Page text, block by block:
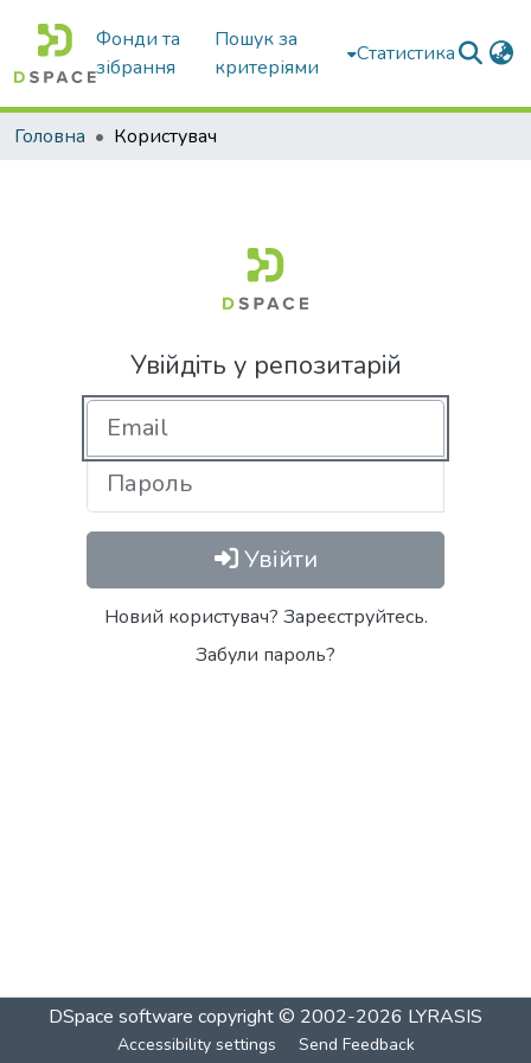
Фонди та
зібрання
Пошук за
критеріями
Статистика
Головна Користувач
Увійдіть у репозитарій
Увійти
Новий користувач? Зареєструйтесь.
Забули пароль?
DSpace software copyright © 2002-2026 LYRASIS
Accessibility settings Send Feedback